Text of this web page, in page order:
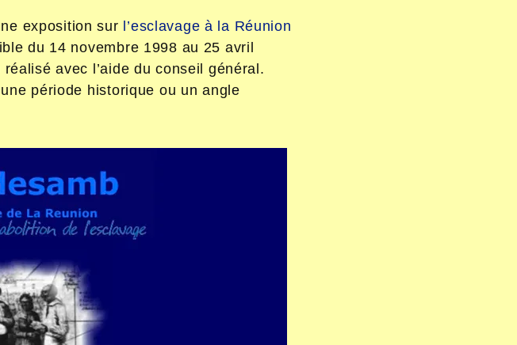
exposition sur l’esclavage à la Réunion
du 14 novembre 1998 au 25 avril
avec l’aide du conseil général.
période historique ou un angle